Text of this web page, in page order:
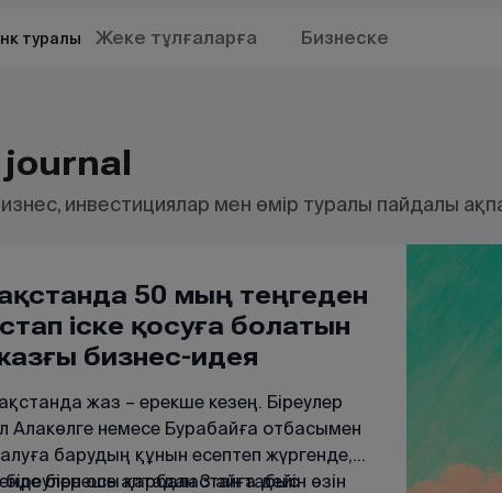
туралы Жеке тұлғаларға Бизнеске
инвестициялар мен өмір туралы пайдалы
50 мың теңгеден
іске қосуға болатын
бизнес-идея
жаз – ерекше кезең. Біреулер
Алакөлге немесе Бурабайға отбасымен
барудың құнын есептеп жүргенде,
біреулер осы қарбаластан табыс
бірнеше аптадан 3 айға дейін өзін